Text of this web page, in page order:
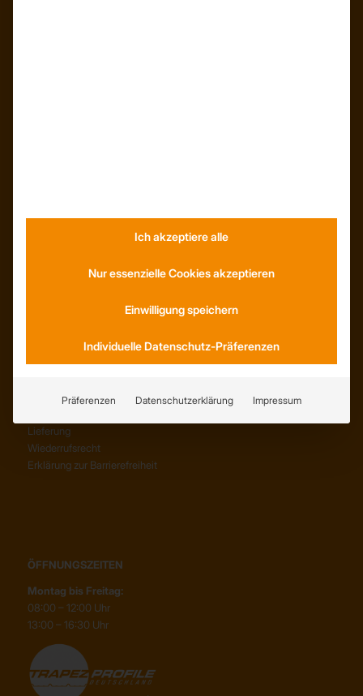
Lieferung
Wiederrufsrecht
Erklärung zur Barrierefreiheit
ÖFFNUNGSZEITEN
Montag bis Freitag:
08:00 – 12:00 Uhr
13:00 – 16:30 Uhr
Ich akzeptiere alle
Nur essenzielle Cookies akzeptieren
Einwilligung speichern
Individuelle Datenschutz-Präferenzen
Präferenzen Datenschutzerklärung Impressum